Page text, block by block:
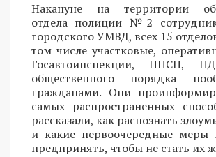
Накануне на территории
отдела полиции №2
городского УМВД, всех 15
том числе участковые,
Госавтоинспекции, ППСП,
общественного порядка
гражданами. Они
самых распространенных
рассказали, как распознать
и какие первоочередные меры
предпринять, чтобы не стать их